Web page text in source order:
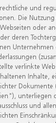
und
Die
oder
deren
Unternehmen
verlinkte
Inhalte,
Dokumente
unterliegen
und